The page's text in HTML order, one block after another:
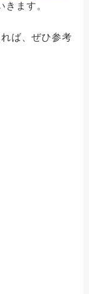
きます。
ば、ぜひ参考